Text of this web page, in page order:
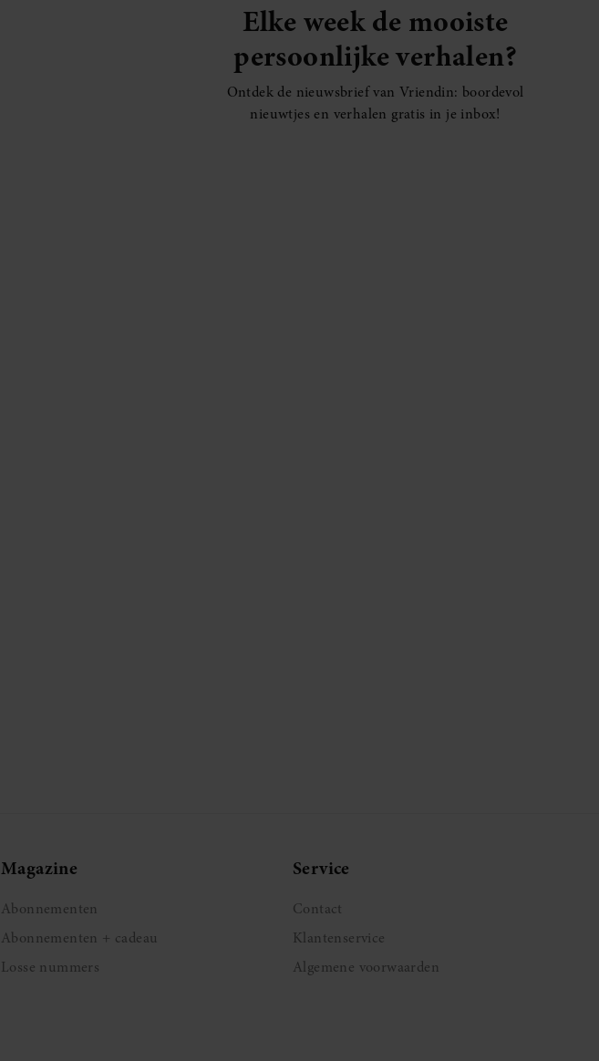
Elke week de mooiste
persoonlijke verhalen?
Ontdek de nieuwsbrief van Vriendin: boordevol
nieuwtjes en verhalen gratis in je inbox!
Magazine
Abonnementen
Abonnementen + cadeau
Losse nummers
Service
Contact
Klantenservice
Algemene voorwaarden